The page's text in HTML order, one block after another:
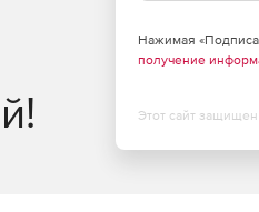
поверхностей и продукции.
и рабочей зоне: роль
меры профилактики.
индикаторы общей
Нажимая
получение
Этот сайт